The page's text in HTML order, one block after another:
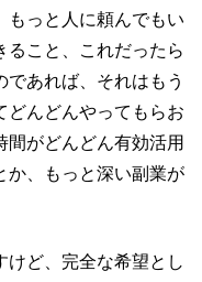
もっと人に頼んでもい
ること、これだったら
であれば、それはもう
どんどんやってもらお
間がどんどん有効活用
か、もっと深い副業が
けど、完全な希望とし